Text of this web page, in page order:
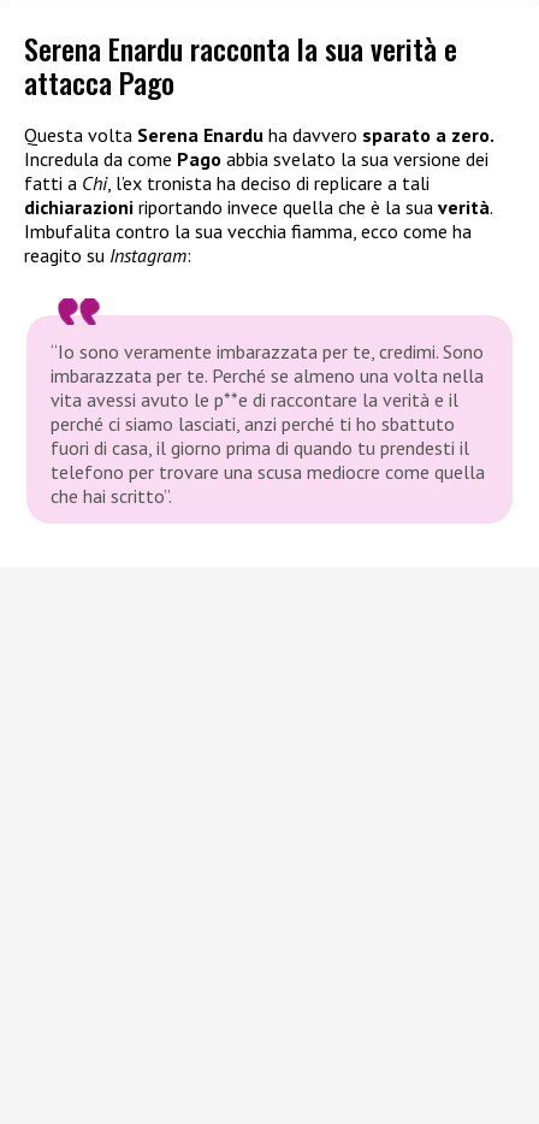
Serena Enardu racconta la sua verità e
attacca Pago
Questa volta Serena Enardu ha davvero sparato a zero.
Incredula da come Pago abbia svelato la sua versione dei
fatti a Chi, l’ex tronista ha deciso di replicare a tali
dichiarazioni riportando invece quella che è la sua verità.
Imbufalita contro la sua vecchia fiamma, ecco come ha
reagito su Instagram:
“Io sono veramente imbarazzata per te, credimi. Sono
imbarazzata per te. Perché se almeno una volta nella
vita avessi avuto le p**e di raccontare la verità e il
perché ci siamo lasciati, anzi perché ti ho sbattuto
fuori di casa, il giorno prima di quando tu prendesti il
telefono per trovare una scusa mediocre come quella
che hai scritto”.